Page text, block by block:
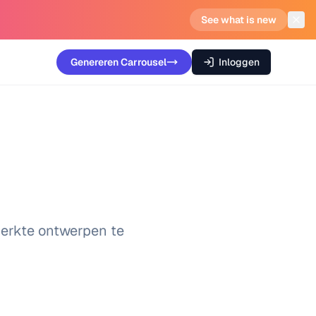
See what is new
GenererenCarrousel Inloggen
ontwerpen te